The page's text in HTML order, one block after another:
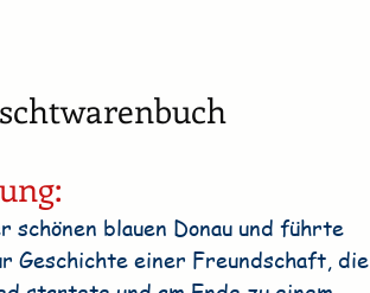
schönen blauen Donau und führte
Geschichte einer Freundschaft, die